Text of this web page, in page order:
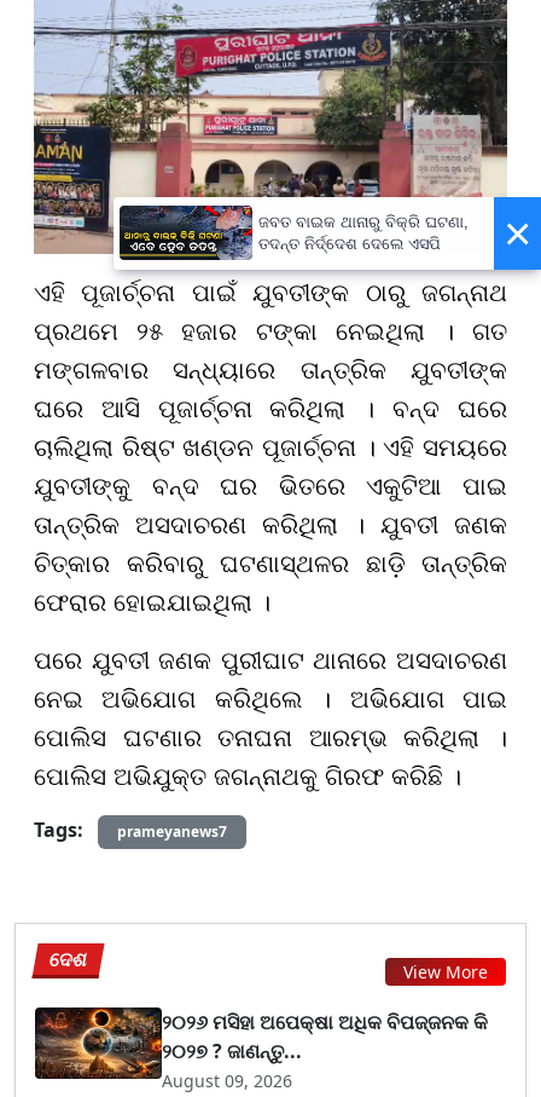
ଏହି ପୂଜାର୍ଚ୍ଚନା ପାଇଁ ଯୁବତୀଙ୍କ ଠାରୁ ଜଗନ୍ନାଥ
ପ୍ରଥମେ ୨୫ ହଜାର ଟଙ୍କା ନେଇଥିଲା । ଗତ
ମଙ୍ଗଳବାର ସନ୍ଧ୍ୟାରେ ତାନ୍ତ୍ରିକ ଯୁବତୀଙ୍କ
ଘରେ ଆସି ପୂଜାର୍ଚ୍ଚନା କରିଥିଲା । ବନ୍ଦ ଘରେ
ଚାଲିଥିଲା ରିଷ୍ଟ ଖଣ୍ଡନ ପୂଜାର୍ଚ୍ଚନା । ଏହି ସମୟରେ
ଯୁବତୀଙ୍କୁ ବନ୍ଦ ଘର ଭିତରେ ଏକୁଟିଆ ପାଇ
ତାନ୍ତ୍ରିକ ଅସଦାଚରଣ କରିଥିଲା । ଯୁବତୀ ଜଣକ
ଚିତ୍କାର କରିବାରୁ ଘଟଣାସ୍ଥଳର ଛାଡ଼ି ତାନ୍ତ୍ରିକ
ଫେରାର ହୋଇଯାଇଥିଲା ।
ପରେ ଯୁବତୀ ଜଣକ ପୁରୀଘାଟ ଥାନାରେ ଅସଦାଚରଣ
ନେଇ ଅଭିଯୋଗ କରିଥିଲେ । ଅଭିଯୋଗ ପାଇ
ପୋଲିସ ଘଟଣାର ତନାଘନା ଆରମ୍ଭ କରିଥିଲା ।
ପୋଲିସ ଅଭିଯୁକ୍ତ ଜଗନ୍ନାଥକୁ ଗିରଫ କରିଛି ।
Tags:
prameyanews7
ଦେଶ View More
୨୦୨୬ ମସିହା ଅପେକ୍ଷା ଅଧିକ ବିପଜ୍ଜନକ କି
୨୦୨୭ ? ଜାଣନ୍ତୁ...
August 09, 2026
×
ଜବତ ବାଇକ ଥାନାରୁ ବିକ୍ରି ଘଟଣା,
ତଦନ୍ତ ନିର୍ଦ୍ଦେଶ ଦେଲେ ଏସପି